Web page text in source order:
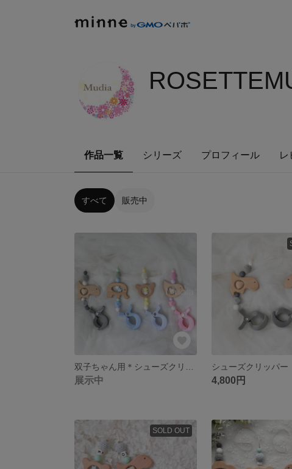
作品一覧 シリーズ プロフィール レ
すべて 販売中
展示中 4,800円
SOLD OUT